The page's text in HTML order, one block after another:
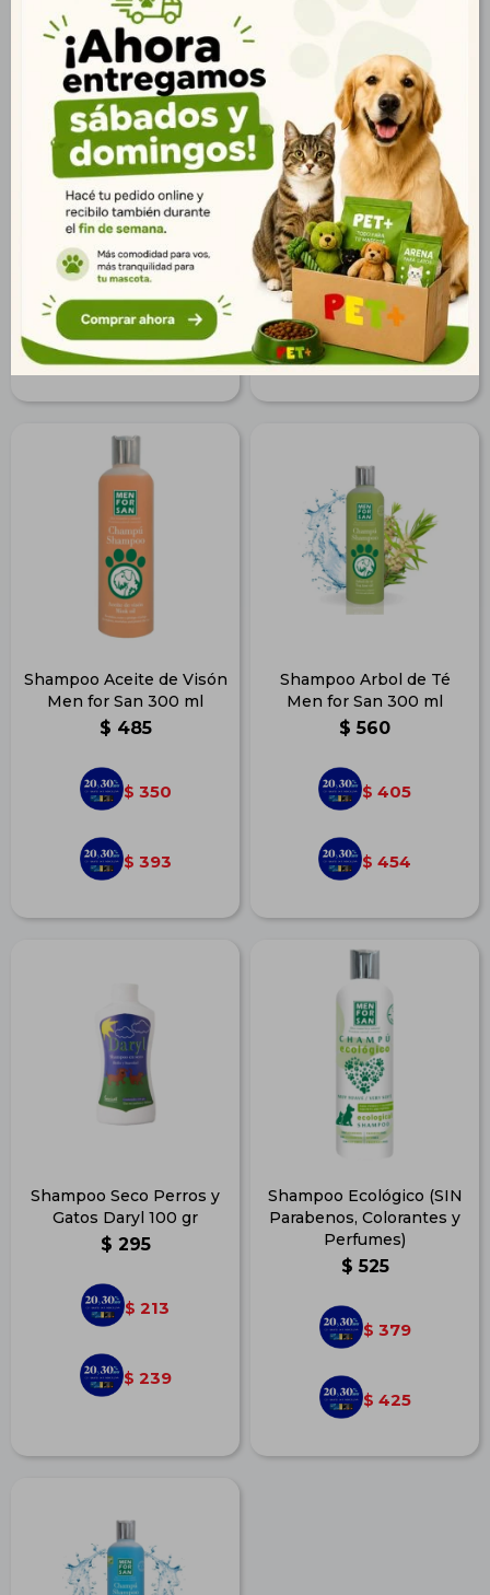
Shampoo en Polvo
Repelente de Insecto
Perros y Gatos
$ 807
$ 583
$ 654
Shampoo Pelo Oscuro
500 ml
$ 219
$ 158
$ 177
Shampoo Aceite de Visón
Men for San 300 ml
$ 485
$ 350
$ 393
Shampoo Arbol de Té
Men for San 300 ml
$ 560
$ 405
$ 454
Shampoo Seco Perros y
Gatos Daryl 100 gr
$ 295
$ 213
$ 239
Shampoo Ecológico (SIN
Parabenos, Colorantes y
Perfumes)
$ 525
$ 379
$ 425